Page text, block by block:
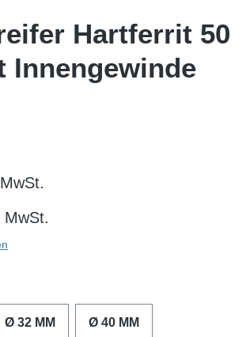
Hartferrit 50
Innengewinde
MwSt.
Ø 32 MM Ø 40 MM